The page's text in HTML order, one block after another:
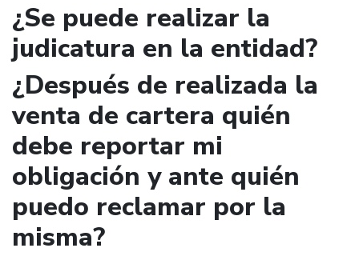
¿Se puede realizar la
judicatura en la entidad?
¿Después de realizada la
venta de cartera quién
debe reportar mi
obligación y ante quién
puedo reclamar por la
misma?